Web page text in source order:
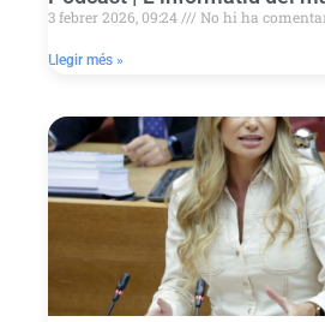
3 febrer 2026, 09:24 No hi ha
Llegir més »